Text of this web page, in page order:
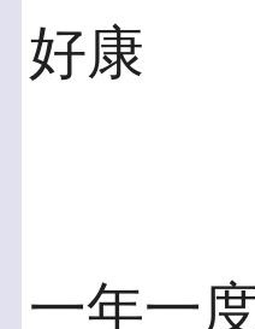
好康
一年一